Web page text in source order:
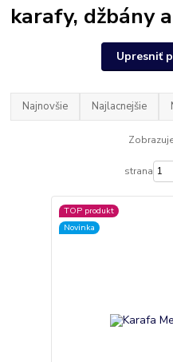
karafy, džbány
Upresniť
Najnovšie Najlacnejšie
strana
TOP produkt
Novinka